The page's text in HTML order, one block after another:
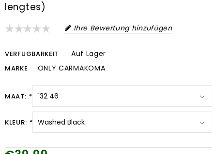
lengtes)
Ihre Bewertung hinzufügen
VERFÜGBARKEIT Auf Lager
MARKE ONLY CARMAKOMA
MAAT: *
KLEUR: *